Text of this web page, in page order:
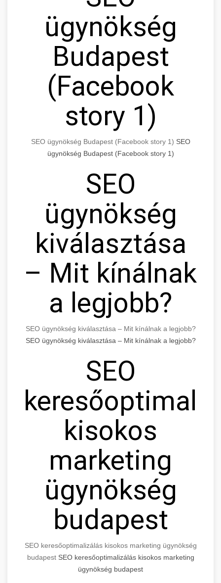
ügynökség
Budapest
(Facebook
story 1)
SEO ügynökség Budapest (Facebook story 1) SEO
ügynökség Budapest (Facebook story 1)
SEO
ügynökség
kiválasztása
– Mit kínálnak
a legjobb?
SEO ügynökség kiválasztása – Mit kínálnak a legjobb?
SEO ügynökség kiválasztása – Mit kínálnak a legjobb?
SEO
kisokos
marketing
ügynökség
budapest
SEO keresőoptimalizálás kisokos marketing ügynökség
budapest SEO keresőoptimalizálás kisokos marketing
ügynökség budapest